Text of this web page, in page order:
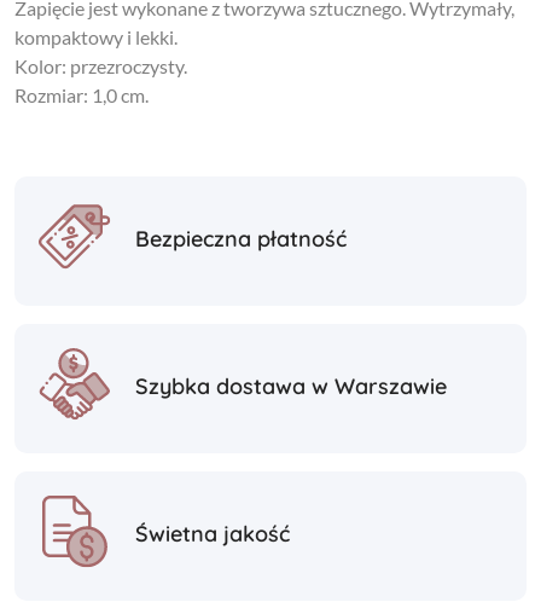
Zapięcie jest wykonane z tworzywa sztucznego. Wytrzymały,
kompaktowy i lekki.
Kolor: przezroczysty.
Rozmiar: 1,0 cm.
Bezpieczna płatność
Szybka dostawa w Warszawie
Świetna jakość